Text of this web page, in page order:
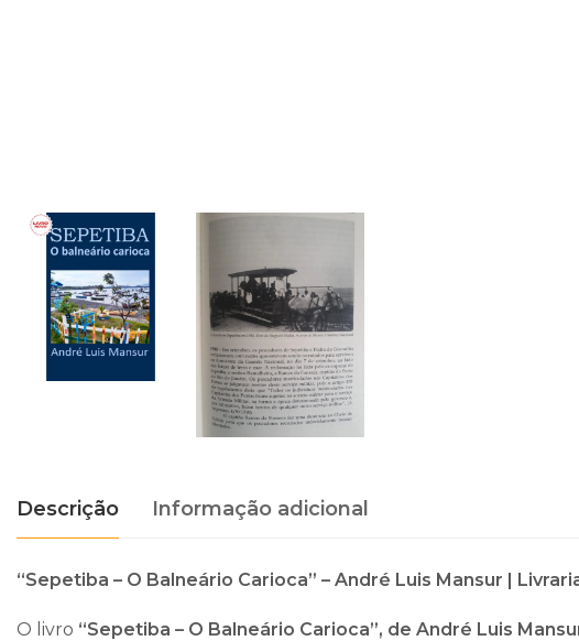
Descrição Informação adicional
“Sepetiba – O Balneário Carioca” – André Luis Mansur |
O livro “Sepetiba – O Balneário Carioca”, de André Luis